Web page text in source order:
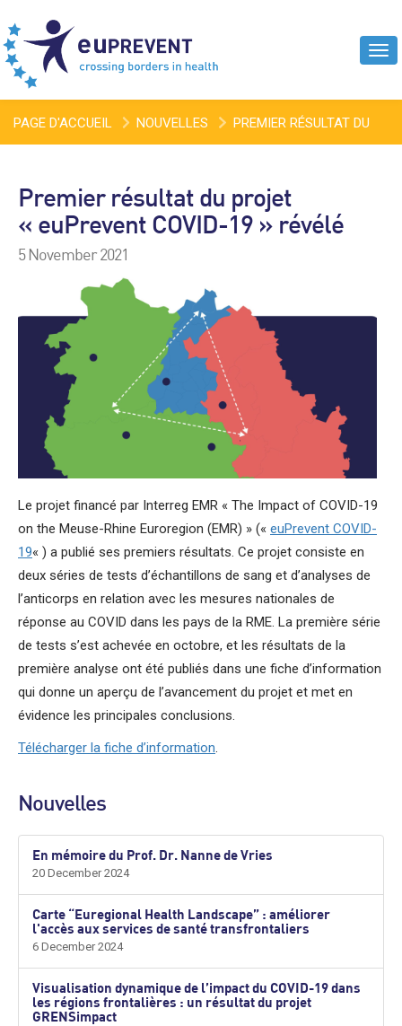
PAGE D'ACCUEIL NOUVELLES PREMIER RÉSULTAT DU
Premier résultat du projet
« euPrevent COVID-19 » révélé
5 November 2021
Le projet financé par Interreg EMR « The Impact of COVID-19
on the Meuse-Rhine Euroregion (EMR) » (« euPrevent COVID-
19« ) a publié ses premiers résultats. Ce projet consiste en
deux séries de tests d’échantillons de sang et d’analyses de
l’anticorps en relation avec les mesures nationales de
réponse au COVID dans les pays de la RME. La première série
de tests s’est achevée en octobre, et les résultats de la
première analyse ont été publiés dans une fiche d’information
qui donne un aperçu de l’avancement du projet et met en
évidence les principales conclusions.
Télécharger la fiche d’information.
Nouvelles
En mémoire du Prof. Dr. Nanne de Vries
20 December 2024
Carte “Euregional Health Landscape” : améliorer
l'accès aux services de santé transfrontaliers
6 December 2024
Visualisation dynamique de l’impact du COVID-19 dans
les régions frontalières : un résultat du projet
GRENSimpact